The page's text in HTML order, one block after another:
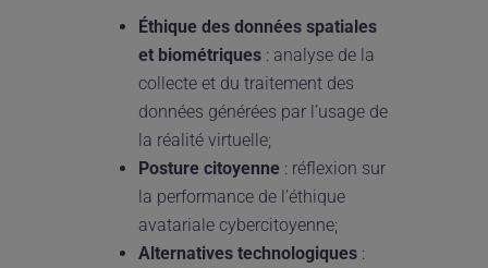
Éthique des données spatiales
et biométriques: analyse de la
collecte et du traitement des
données générées par l’usage de
la réalité virtuelle;
Posture citoyenne : réflexion sur
la performance de l’éthique
avatariale cybercitoyenne;
Alternatives technologiques: